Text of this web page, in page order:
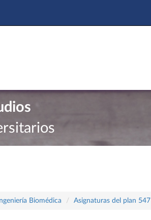
Biomédica Asignaturas del plan 547